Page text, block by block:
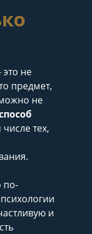
не
предмет,
не
тех,
по-
и